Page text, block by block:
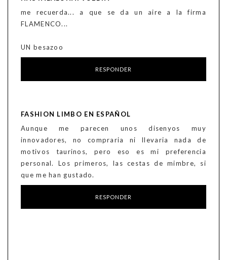
me recuerda... a que se da un aire a la firma
FLAMENCO...
UN besazoo
RESPONDER
FASHION LIMBO EN ESPAÑOL
Aunque me parecen unos disenyos muy
innovadores, no compraria ni llevaria nada de
motivos taurinos, pero eso es mi preferencia
personal. Los primeros, las cestas de mimbre, si
que me han gustado.
RESPONDER